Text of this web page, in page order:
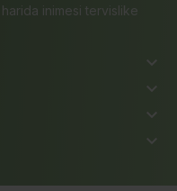
inimesi tervislike
keyboard_arrow_down
keyboard_arrow_down
keyboard_arrow_down
keyboard_arrow_down